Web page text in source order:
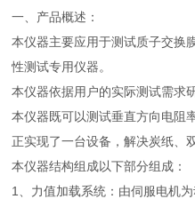
一、产品概述：
本仪器主要应用于测试质子交换
性测试专用仪器。
本仪器依据用户的实际测试需求
本仪器既可以测试垂直方向电阻
正实现了一台设备，解决炭纸、
本仪器结构组成以下部分组成：
1、 力值加载系统：由伺服电机